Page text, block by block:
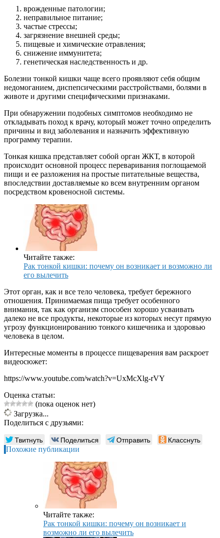
врожденные патологии;
неправильное питание;
частые стрессы;
загрязнение внешней среды;
пищевые и химические отравления;
снижение иммунитета;
генетическая наследственность и др.
Болезни тонкой кишки чаще всего проявляют себя общим
недомоганием, диспепсическими расстройствами, болями в
животе и другими специфическими признаками.
При обнаружении подобных симптомов необходимо не
откладывать поход к врачу, который может точно определить
причины и вид заболевания и назначить эффективную
программу терапии.
Тонкая кишка представляет собой орган ЖКТ, в которой
происходит основной процесс переваривания поглощаемой
пищи и ее разложения на простые питательные вещества,
впоследствии доставляемые ко всем внутренним органом
посредством кровеносной системы.
Читайте также:
Рак тонкой кишки: почему он возникает и возможно ли
его вылечить
Этот орган, как и все тело человека, требует бережного
отношения. Принимаемая пища требует особенного
внимания, так как организм способен хорошо усваивать
далеко не все продукты, некоторые из которых несут прямую
угрозу функционированию тонкого кишечника и здоровью
человека в целом.
Интересные моменты в процессе пищеварения вам раскроет
видеосюжет:
https://www.youtube.com/watch?v=UxMcXlg-rVY
Оценка статьи:
(пока оценок нет)
Загрузка...
Поделиться с друзьями:
Твитнуть Поделиться Отправить Класснуть
Похожие публикации
Читайте также:
Рак тонкой кишки: почему он возникает и
возможно ли его вылечить